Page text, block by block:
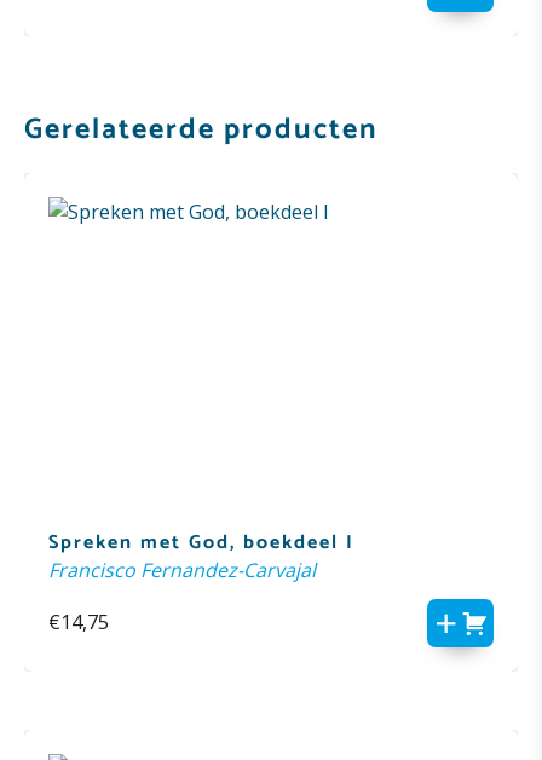
Gerelateerde producten
Spreken met God, boekdeel I
Francisco Fernandez-Carvajal
€14,75